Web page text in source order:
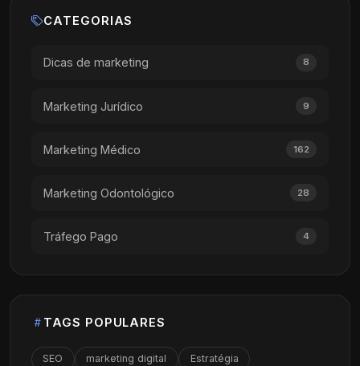
CATEGORIAS
Dicas de marketing 8
Marketing Jurídico 9
Marketing Médico 162
Marketing Odontológico 28
Tráfego Pago 4
TAGS POPULARES
SEO marketing digital Estratégia